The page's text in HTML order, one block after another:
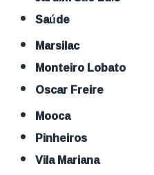
Saúde
Marsilac
Monteiro Lobato
Oscar Freire
Mooca
Pinheiros
Vila Mariana